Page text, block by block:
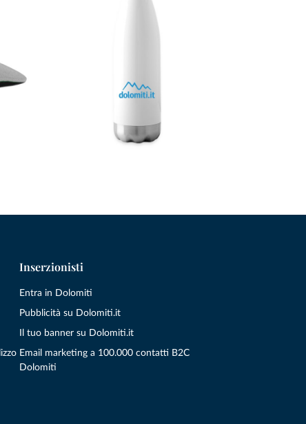
Inserzionisti
Entra in Dolomiti
Pubblicità su Dolomiti.it
Il tuo banner su Dolomiti.it
Email marketing a 100.000 contatti B2C
Dolomiti